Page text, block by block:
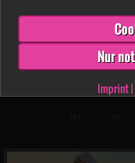
Nur
Imprint|
12:27 min. 24.02.2024